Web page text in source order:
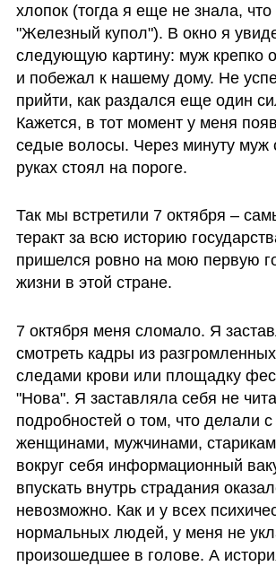
хлопок (тогда я еще не знала, что
"Железный купол"). В окно я
следующую картину: муж крепко
и побежал к нашему дому. Не
прийти, как раздался еще один
Кажется, в тот момент у меня
седые волосы. Через минуту муж
руках стоял на пороге.
Так мы встретили 7 октября –
теракт за всю историю
пришелся ровно на мою первую
жизни в этой стране.
7 октября меня сломало. Я
смотреть кадры из
следами крови или площадку
"Нова". Я заставляла себя не
подробностей о том, что делали
женщинами, мужчинами,
вокруг себя информационный
впускать внутрь страдания
невозможно. Как и у всех
нормальных людей, у меня не
произошедшее в голове. А